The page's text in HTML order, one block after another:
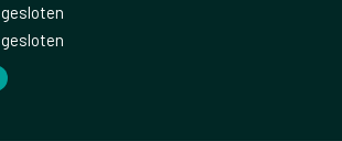
gesloten
gesloten